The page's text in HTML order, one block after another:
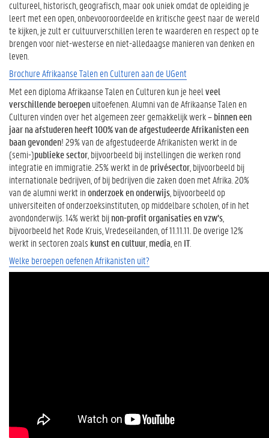
cultureel, historisch, geografisch, maar ook uniek omdat de opleiding je
leert met een open, onbevooroordeelde en kritische geest naar de wereld
te kijken, je zult er cultuurverschillen leren te waarderen en respect op te
brengen voor niet-westerse en niet-alledaagse manieren van denken en
leven.
Brochure Afrikaanse Talen en Culturen aan de UGent
Met een diploma Afrikaanse Talen en Culturen kun je heelveel
verschillende beroepenuitoefenen. Alumni van de Afrikaanse Talen en
Culturen vinden over het algemeen zeer gemakkelijk werk –binnen een
jaar na afstuderen heeft 100% van de afgestudeerde Afrikanisten een
baan gevonden! 29% van de afgestudeerde Afrikanisten werkt in de
(semi-)publieke sector , bijvoorbeeld bij instellingen die werken rond
integratie en immigratie. 25% werkt in de privésector , bijvoorbeeld bij
internationale bedrijven, of bij bedrijven die zaken doen met Afrika. 20%
van de alumni werkt inonderzoek en onderwijs , bijvoorbeeld op
universiteiten of onderzoeksinstituten, op middelbare scholen, of in het
avondonderwijs. 14% werkt bijnon-profit organisaties en vzw’s
bijvoorbeeld het Rode Kruis, Vredeseilanden, of 11.11.11. De overige 12%
werkt in sectoren zoals kunst en cultuur media , en IT.
Welke beroepen oefenen Afrikanisten uit?